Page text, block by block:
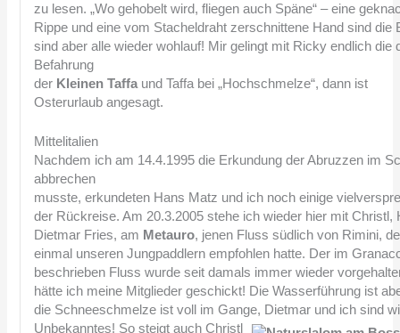
zu lesen. „Wo gehobelt wird, fliegen auch Späne“ – eine
Rippe und eine vom Stacheldraht zerschnittene Hand sind die
sind aber alle wieder wohlauf! Mir gelingt mit Ricky endlich die
Befahrung
der Kleinen Taffa und Taffa bei „Hochschmelze“, dann ist
Osterurlaub angesagt.
Mittelitalien
Nachdem ich am 14.4.1995 die Erkundung der Abruzzen im
abbrechen
musste, erkundeten Hans Matz und ich noch einige
der Rückreise. Am 20.3.2005 stehe ich wieder hier mit Christl,
Dietmar Fries, am Metauro, jenen Fluss südlich von Rimini,
einmal unseren Jungpaddlern empfohlen hatte. Der im
beschrieben Fluss wurde seit damals immer wieder
hätte ich meine Mitglieder geschickt! Die Wasserführung ist
die Schneeschmelze ist voll im Gange, Dietmar und ich sind
Unbekanntes! So steigt auch Christl